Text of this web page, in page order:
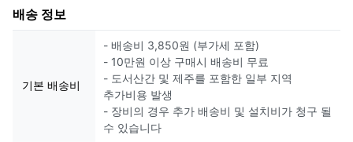
배송 정보
기본 배송비
- 배송비 3,850원 (부가세 포함)
- 10만원 이상 구매시 배송비 무료
- 도서산간 및 제주를 포함한 일부 지역
추가비용 발생
- 장비의 경우 추가 배송비 및 설치비가 청구 될
수 있습니다